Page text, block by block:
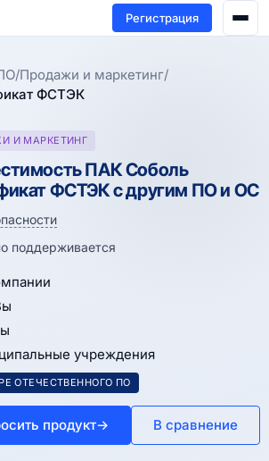
Регистрация
/Продажи и маркетинг/
ФСТЭК
И МАРКЕТИНГ
ПАК Соболь
ФСТЭК с другим ПО и ОС
поддерживается
учреждения
ОТЕЧЕСТВЕННОГО ПО
продукт→ В сравнение